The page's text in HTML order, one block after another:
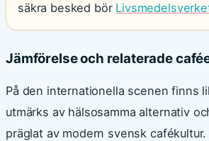
säkra besked bör
Jämförelse och relaterade
På den internationella scenen finns
utmärks av hälsosamma alternativ
präglat av modern svensk cafékultur.